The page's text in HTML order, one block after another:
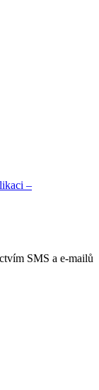
–
SMS a e-mailů